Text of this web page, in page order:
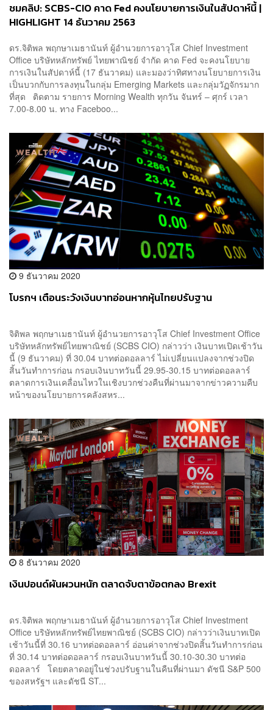
ชมคลิป: SCBS-CIO คาด Fed คงนโยบายการเงินในสัปดาห์นี้ |
HIGHLIGHT 14 ธันวาคม 2563
ดร.จิติพล พฤกษาเมธานันท์ ผู้อำนวยการอาวุโส Chief Investment
Office บริษัทหลักทรัพย์ ไทยพาณิชย์ จำกัด คาด Fed จะคงนโยบาย
การเงินในสัปดาห์นี้ (17 ธันวาคม) และมองว่าทิศทางนโยบายการเงิน
เป็นบวกกับการลงทุนในกลุ่ม Emerging Markets และกลุ่มวัฏจักรมาก
ที่สุด ติดตาม รายการ Morning Wealth ทุกวัน จันทร์ – ศุกร์ เวลา
7.00-8.00 น. ทาง Faceboo...
9 ธันวาคม 2020
โบรกฯ เตือนระวังเงินบาทอ่อนหากหุ้นไทยปรับฐาน
จิติพล พฤกษาเมธานันท์ ผู้อำนวยการอาวุโส Chief Investment Office
บริษัทหลักทรัพย์ไทยพาณิชย์ (SCBS CIO) กล่าวว่า เงินบาทเปิดเช้าวัน
นี้ (9 ธันวาคม) ที่ 30.04 บาทต่อดอลลาร์ ไม่เปลี่ยนแปลงจากช่วงปิด
สิ้นวันทำการก่อน กรอบเงินบาทวันนี้ 29.95-30.15 บาทต่อดอลลาร์
ตลาดการเงินเคลื่อนไหวในเชิงบวกช่วงคืนที่ผ่านมาจากข่าวความคืบ
หน้าของนโยบายการคลังสหร...
8 ธันวาคม 2020
เงินปอนด์ผันผวนหนัก ตลาดจับตาข้อตกลง Brexit
ดร.จิติพล พฤกษาเมธานันท์ ผู้อำนวยการอาวุโส Chief Investment
Office บริษัทหลักทรัพย์ไทยพาณิชย์ (SCBS CIO) กล่าวว่าเงินบาทเปิด
เช้าวันนี้ที่ 30.16 บาทต่อดอลลาร์ อ่อนค่าจากช่วงปิดสิ้นวันทำการก่อน
ที่ 30.14 บาทต่อดอลลาร์ กรอบเงินบาทวันนี้ 30.10-30.30 บาทต่อ
ดอลลาร์ โดยตลาดอยู่ในช่วงปรับฐานในคืนที่ผ่านมา ดัชนี S&P 500
ของสหรัฐฯ และดัชนี ST...